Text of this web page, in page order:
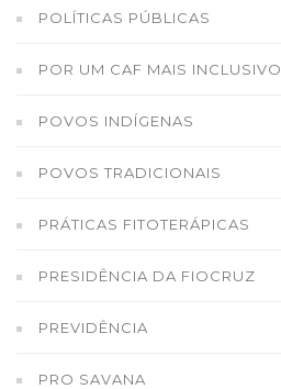
POLÍTICAS PÚBLICAS
POR UM CAF MAIS INCLUSIVO
POVOS INDÍGENAS
POVOS TRADICIONAIS
PRÁTICAS FITOTERÁPICAS
PRESIDÊNCIA DA FIOCRUZ
PREVIDÊNCIA
PRO SAVANA